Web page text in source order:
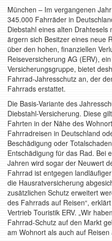
München – Im vergangenen
345.000 Fahrräder in
Diebstahl eines alten Drahtesels
ärgern sich Besitzer eines neue
über den hohen, finanziellen
Reiseversicherung AG (ERV),
Versicherungsgruppe, bietet
Fahrrad-Jahresschutz an, der
Fahrrads erstattet.
Die Basis-Variante des
Diebstahl-Versicherung. Diese
Fahrten in der Nähe des
Fahrradreisen in Deutschland
Beschädigung oder
Entschädigung für das Rad. Bei
Jahren wird sogar der Neuwert
Fahrrad ist entgegen
die Hausratversicherung
zusätzlichen Schutz erweitert
des Fahrrads auf Reisen“,
Vertrieb Touristik ERV. „Wir
Fahrrad-Schutz auf den Markt
am Wohnort als auch auf